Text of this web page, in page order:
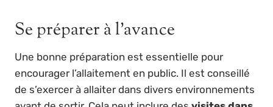
Se préparer à l’avance
Une bonne préparation est essentielle pour
encourager l’allaitement en public. Il est conseillé
de s’exercer à allaiter dans divers environnements